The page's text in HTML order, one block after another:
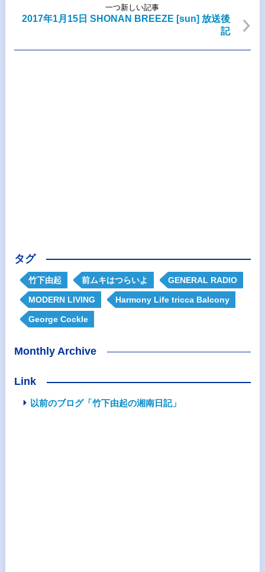
一つ新しい記事
2017年1月15日 SHONAN BREEZE [sun] 放送後
記
タグ
竹下由起 前ムキはつらいよ GENERAL RADIO
MODERN LIVING Harmony Life tricca Balcony
George Cockle
Monthly Archive
Link
以前のブログ「竹下由起の湘南日記」